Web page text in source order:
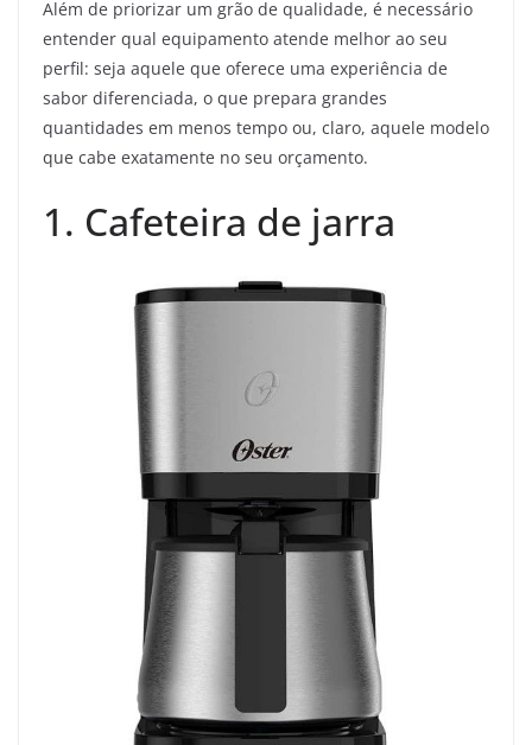
Além de priorizar um grão de qualidade, é necessário
entender qual equipamento atende melhor ao seu
perfil: seja aquele que oferece uma experiência de
sabor diferenciada, o que prepara grandes
quantidades em menos tempo ou, claro, aquele modelo
que cabe exatamente no seu orçamento.
1. Cafeteira de jarra